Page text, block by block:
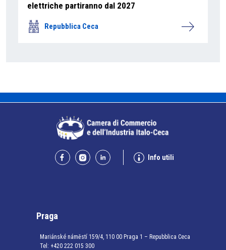
elettriche partiranno dal 2027
Repubblica Ceca
Info utili
Praga
Mariánské náměstí 159/4, 110 00 Praga 1 – Repubblica Ceca
Tel: +420 222 015 300